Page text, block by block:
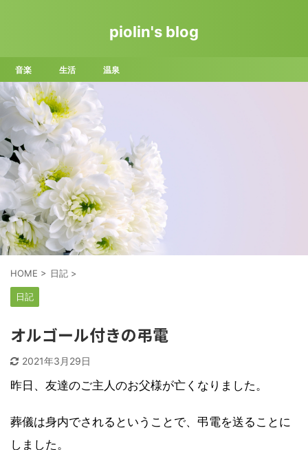
piolin's blog
音楽 生活 温泉
HOME > 日記 >
日記
オルゴール付きの弔電
2021年3月29日
昨日、友達のご主人のお父様が亡くなりました。
葬儀は身内でされるということで、弔電を送ることに
しました。